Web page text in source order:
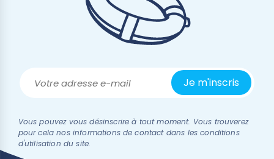
Vous pouvez vous désinscrire à tout moment. Vous trouverez
pour cela nos informations de contact dans les conditions
d'utilisation du site.